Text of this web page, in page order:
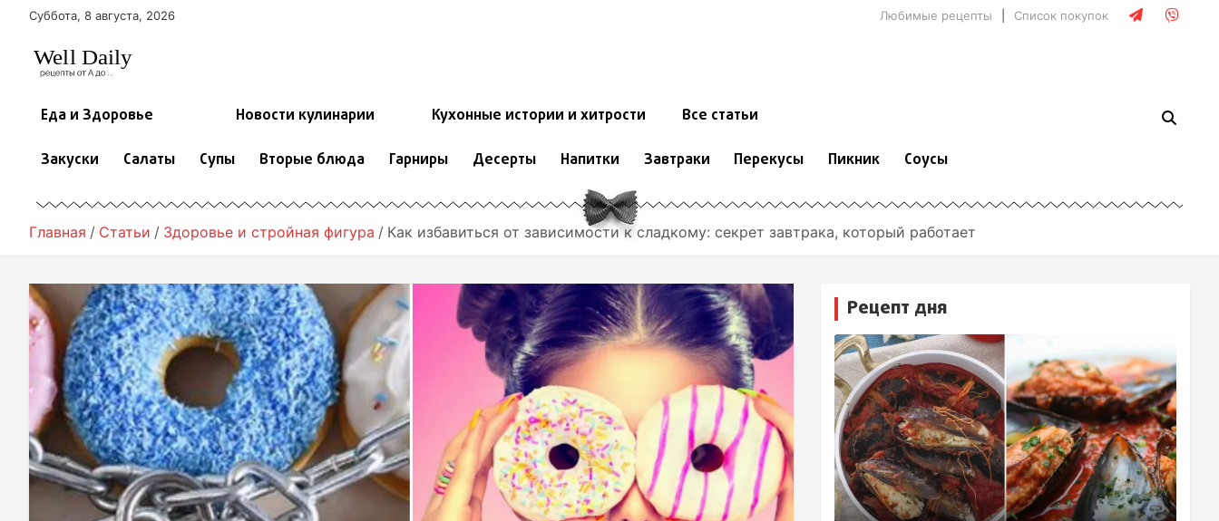
Суббота, 8 августа, 2026 Любимые рецепты Список покупок
Еда и Здоровье Новости кулинарии Кухонные истории и хитрости Все статьи
Закуски Салаты Супы Вторые блюда Гарниры Десерты Напитки Завтраки Перекусы Пикник Соусы
Главная Статьи Здоровье и стройная фигура Как избавиться от зависимости к сладкому: секрет завтрака, который работает
Рецепт дня